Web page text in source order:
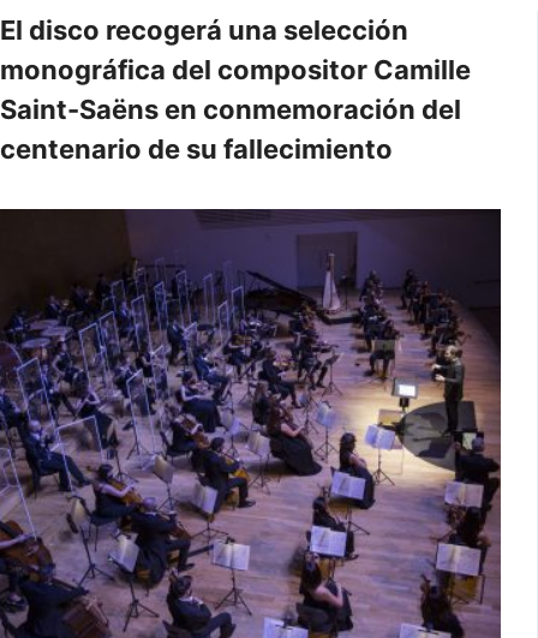
El disco recogerá una selección
monográfica del compositor Camille
Saint-Saëns en conmemoración del
centenario de su fallecimiento